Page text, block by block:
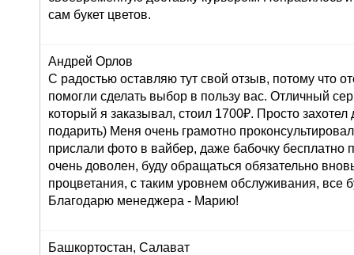
сам букет цветов.
Андрей Орлов
С радостью оставляю тут свой отзыв, потому что
помогли сделать выбор в пользу вас. Отличный
который я заказывал, стоил 1700₽. Просто
подарить) Меня очень грамотно
прислали фото в вайбер, даже бабочку бесплатно
очень доволен, буду обращаться обязательно
процветания, с таким уровнем обслуживания, все
Благодарю менеджера - Марию!
Башкортостан, Салават